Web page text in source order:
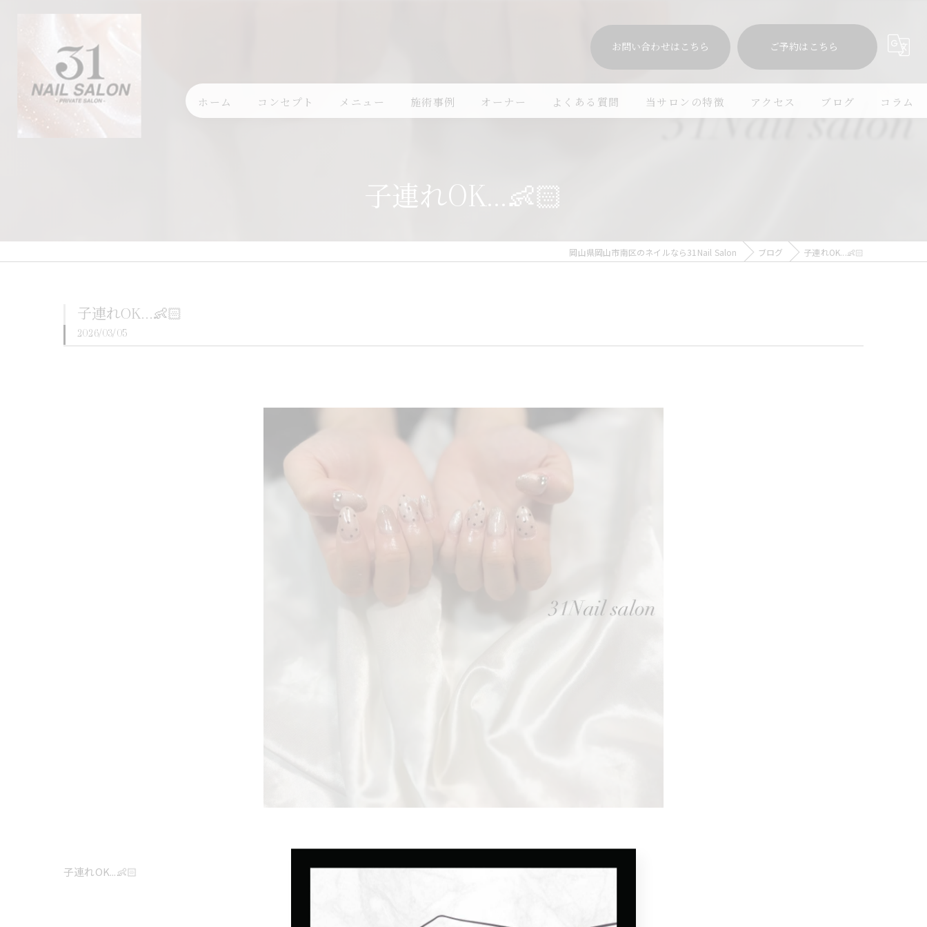
お問い合わせはこちら ご予約はこちら
ホーム コンセプト メニュー 施術事例 オーナー よくある質問 当サロンの特徴
プライベートサロン
アクセス ブログ コラム
子連れOK...👶🏻
岡山県岡山市南区のネイルなら31Nail Salon ブログ 子連れOK...👶🏻
子連れOK...👶🏻
2026/03/05
子連れOK...👶🏻